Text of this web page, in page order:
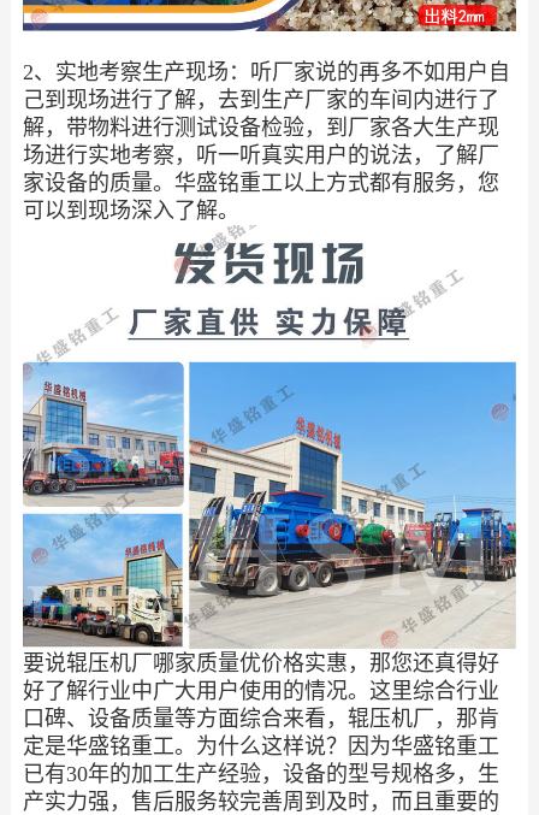
2、实地考察生产现场：听厂家说的再多不如用户自
己到现场进行了解，去到生产厂家的车间内进行了
解，带物料进行测试设备检验，到厂家各大生产现
场进行实地考察，听一听真实用户的说法，了解厂
家设备的质量。华盛铭重工以上方式都有服务，您
可以到现场深入了解。
要说辊压机厂哪家质量优价格实惠，那您还真得好
好了解行业中广大用户使用的情况。这里综合行业
口碑、设备质量等方面综合来看，辊压机厂，那肯
定是华盛铭重工。为什么这样说？因为华盛铭重工
已有30年的加工生产经验，设备的型号规格多，生
产实力强，售后服务较完善周到及时，而且重要的